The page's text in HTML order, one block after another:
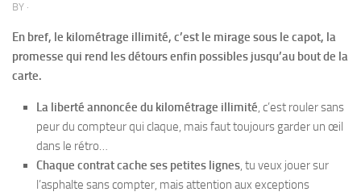
BY ·
En bref, le kilométrage illimité, c’est le mirage sous le capot, la
promesse qui rend les détours enfin possibles jusqu’au bout de la
carte.
La liberté annoncée du kilométrage illimité, c’est rouler sans
peur du compteur qui claque, mais faut toujours garder un œil
dans le rétro…
Chaque contrat cache ses petites lignes, tu veux jouer sur
l’asphalte sans compter, mais attention aux exceptions